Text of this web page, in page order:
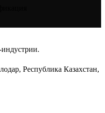
Республика Казахстан,